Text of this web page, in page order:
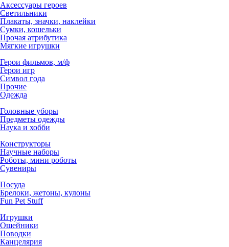
Аксессуары героев
Светильники
Плакаты, значки, наклейки
Сумки, кошельки
Прочая атрибутика
Мягкие игрушки
Герои фильмов, м/ф
Герои игр
Символ года
Прочие
Одежда
Головные уборы
Предметы одежды
Наука и хобби
Конструкторы
Научные наборы
Роботы, мини роботы
Сувениры
Посуда
Брелоки, жетоны, кулоны
Fun Pet Stuff
Игрушки
Ошейники
Поводки
Канцелярия